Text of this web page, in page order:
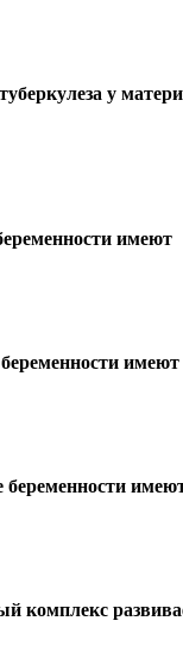
у
имеют
имеют
беременности
комплекс